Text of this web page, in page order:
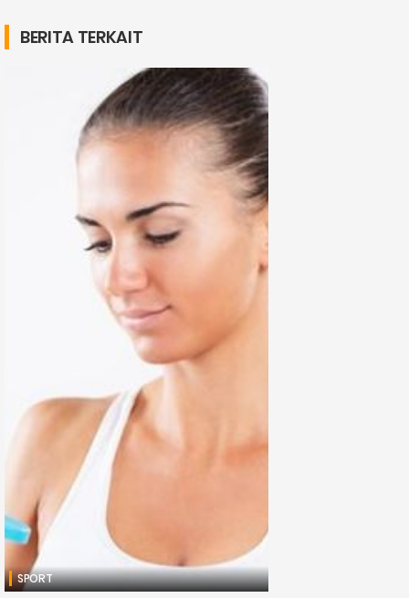
BERITA TERKAIT
SPORT